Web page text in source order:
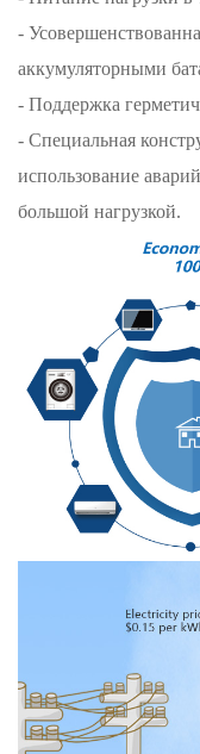
-
аккумуляторными
- Поддержка
- Специальная
использование
большой нагрузкой.